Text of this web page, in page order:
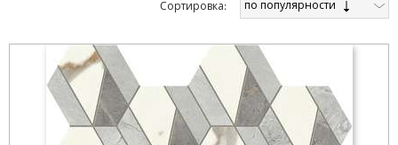
Cортировка: по популярности